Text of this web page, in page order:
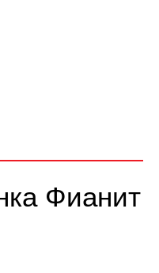
Фианит